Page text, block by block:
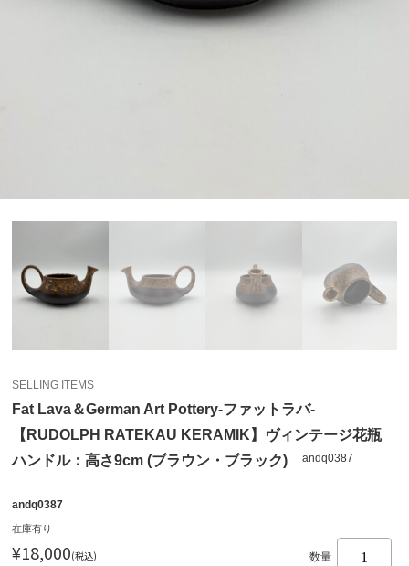
SELLING ITEMS
Fat Lava＆German Art Pottery-ファットラバ-
【RUDOLPH RATEKAU KERAMIK】ヴィンテージ花瓶
ハンドル：高さ9cm (ブラウン・ブラック)
andq0387
andq0387
在庫有り
¥18,000(税込) 数量